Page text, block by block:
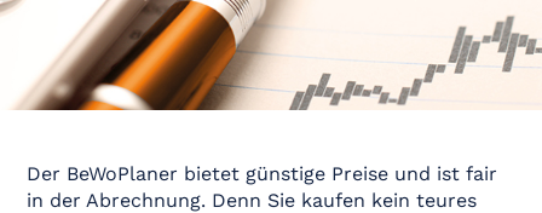
Der BeWoPlaner bietet günstige Preise und ist fair
in der Abrechnung. Denn Sie kaufen kein teures